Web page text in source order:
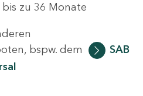
zu 36 Monate
bspw. dem
SAB